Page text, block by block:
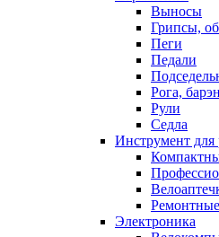
Выносы
Грипсы,
Пеги
Педали
Рога,
Рули
Седла
Инструмент для
Электроника